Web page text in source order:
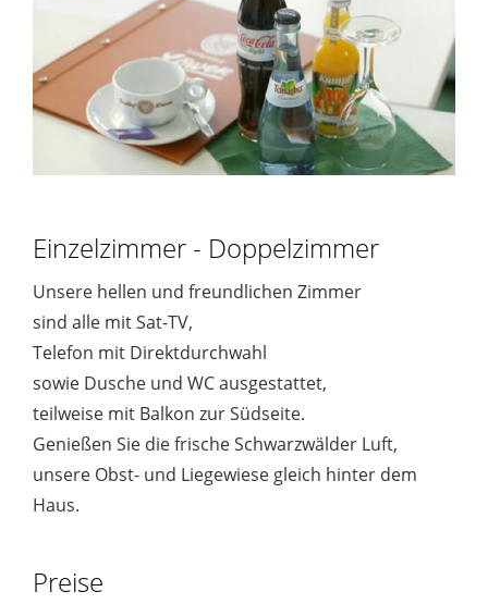
Einzelzimmer - Doppelzimmer
Unsere hellen und freundlichen Zimmer
sind alle mit Sat-TV,
Telefon mit Direktdurchwahl
sowie Dusche und WC ausgestattet,
teilweise mit Balkon zur Südseite.
Genießen Sie die frische Schwarzwälder Luft,
unsere Obst- und Liegewiese gleich hinter dem
Haus.
Preise